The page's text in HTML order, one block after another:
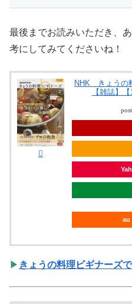
最後までお読みいただき、
考にしてみてくださいね！
NHK きょうの
【雑誌】
au
▶ きょうの料理ビギナーズ